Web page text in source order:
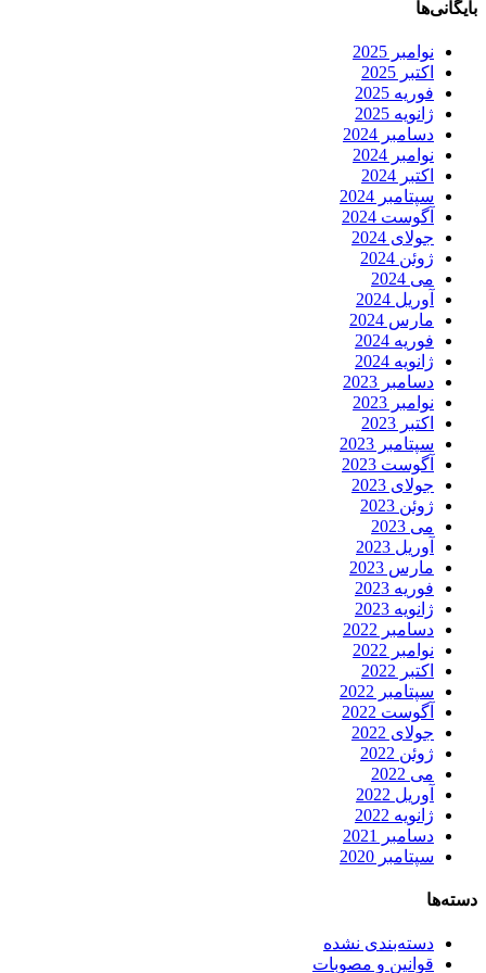
بایگانی‌ها
نوامبر 2025
اکتبر 2025
فوریه 2025
ژانویه 2025
دسامبر 2024
نوامبر 2024
اکتبر 2024
سپتامبر 2024
آگوست 2024
جولای 2024
ژوئن 2024
می 2024
آوریل 2024
مارس 2024
فوریه 2024
ژانویه 2024
دسامبر 2023
نوامبر 2023
اکتبر 2023
سپتامبر 2023
آگوست 2023
جولای 2023
ژوئن 2023
می 2023
آوریل 2023
مارس 2023
فوریه 2023
ژانویه 2023
دسامبر 2022
نوامبر 2022
اکتبر 2022
سپتامبر 2022
آگوست 2022
جولای 2022
ژوئن 2022
می 2022
آوریل 2022
ژانویه 2022
دسامبر 2021
سپتامبر 2020
دسته‌ها
دسته‌بندی نشده
قوانین و مصوبات